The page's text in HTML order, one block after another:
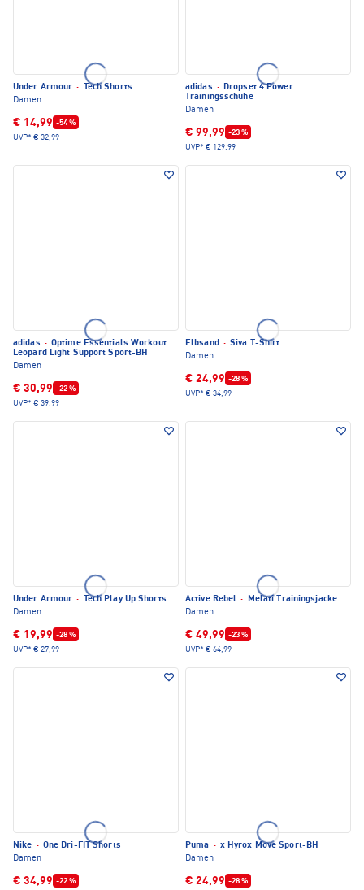
Under Armour ·
Tech Shorts
Damen
€ 14,99 -54 %
UVP* € 32,99
adidas · Dropset 4 Power
Trainingsschuhe
Damen
€ 99,99 -23 %
UVP* € 129,99
adidas · Optime Essentials Workout
Leopard Light Support Sport-BH
Damen
€ 30,99 -22 %
UVP* € 39,99
Elbsand · Siva T-Shirt
Damen
€ 24,99 -28 %
UVP* € 34,99
Under Armour ·
Tech Play Up Shorts
Damen
€ 19,99 -28 %
UVP* € 27,99
Active Rebel ·
Melati Trainingsjacke
Damen
€ 49,99 -23 %
UVP* € 64,99
Nike · One Dri-FIT Shorts
Damen
€ 34,99 -22 %
Puma · x Hyrox Move Sport-BH
Damen
€ 24,99 -28 %